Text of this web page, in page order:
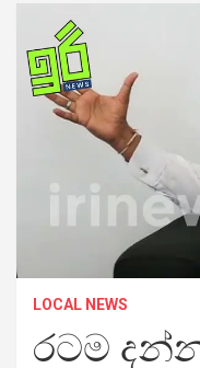
LOCAL NEWS
රටම